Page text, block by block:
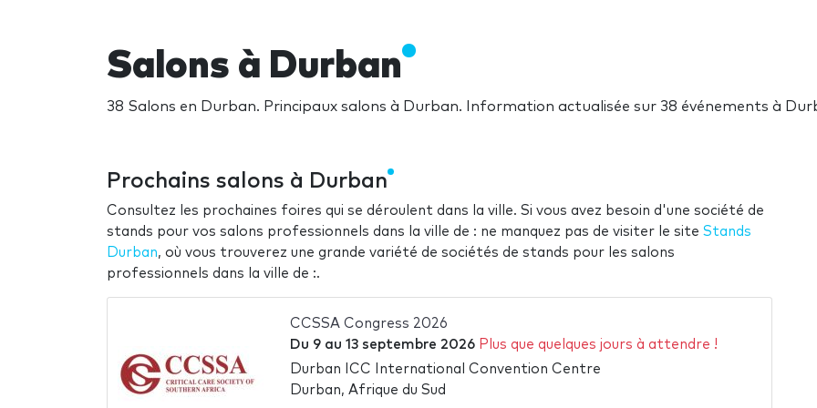
Salons à Durban
38 Salons en Durban. Principaux salons à Durban. Information actualisée sur 38 événements à
Prochains salons à Durban
Consultez les prochaines foires qui se déroulent dans la ville. Si vous avez besoin d'une société de
stands pour vos salons professionnels dans la ville de : ne manquez pas de visiter le site Stands
Durban, où vous trouverez une grande variété de sociétés de stands pour les salons
professionnels dans la ville de :.
CCSSA Congress 2026
Du 9au 13 septembre 2026 Plus que quelques jours à attendre !
Durban ICC International Convention Centre
Durban, Afrique du Sud